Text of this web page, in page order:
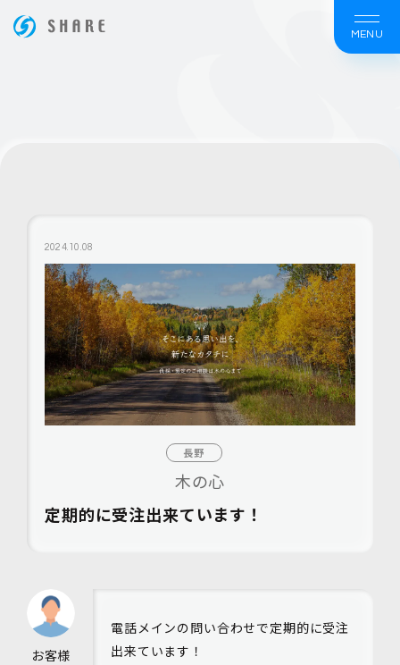
MENU
2024.10.08
長野
木の心
定期的に受注出来ています！
お客様
電話メインの問い合わせで定期的に受注
出来ています！